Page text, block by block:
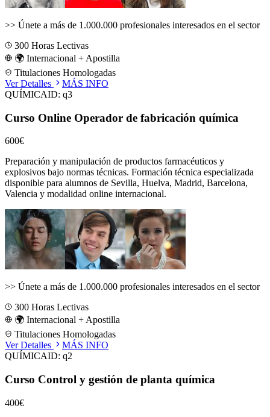
>> Únete a más de 1.000.000 profesionales interesados en el sector
300 Horas Lectivas
🌍 Internacional + Apostilla
Titulaciones Homologadas
Ver Detalles
MÁS INFO
QUÍMICAID: q3
Curso Online Operador de fabricación química
600€
Preparación y manipulación de productos farmacéuticos y
explosivos bajo normas técnicas. Formación técnica especializada
disponible para alumnos de Sevilla, Huelva, Madrid, Barcelona,
Valencia y modalidad online internacional.
>> Únete a más de 1.000.000 profesionales interesados en el sector
300 Horas Lectivas
🌍 Internacional + Apostilla
Titulaciones Homologadas
Ver Detalles
MÁS INFO
QUÍMICAID: q2
Curso Control y gestión de planta química
400€